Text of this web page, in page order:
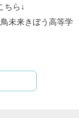
ちら↓
来きぼう高等学